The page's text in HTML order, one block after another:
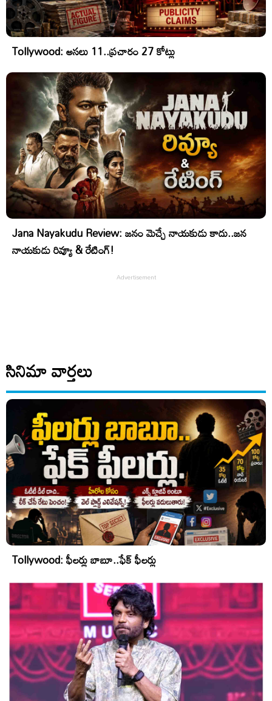
Tollywood: అసలు 11..ప్రచారం 27 కోట్లు
Jana Nayakudu Review: జనం మెచ్చే నాయకుడు కాదు..జన
నాయకుడు రివ్యూ & రేటింగ్!
సినిమా వార్తలు
Tollywood: ఫీలర్లు బాబూ..ఫేక్ ఫీలర్లు